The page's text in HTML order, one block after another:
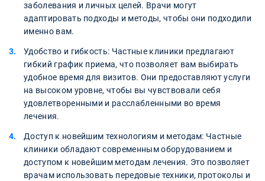
заболевания и личных целей. Врачи могут
адаптировать подходы и методы, чтобы они подходили
именно вам.
Удобство и гибкость: Частные клиники предлагают
гибкий график приема, что позволяет вам выбирать
удобное время для визитов. Они предоставляют услуги
на высоком уровне, чтобы вы чувствовали себя
удовлетворенными и расслабленными во время
лечения.
Доступ к новейшим технологиям и методам: Частные
клиники обладают современным оборудованием и
доступом к новейшим методам лечения. Это позволяет
врачам использовать передовые техники, протоколы и